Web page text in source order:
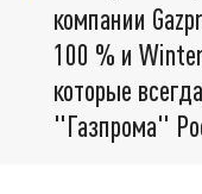
компании
100 % и
которые
"Газпрома"